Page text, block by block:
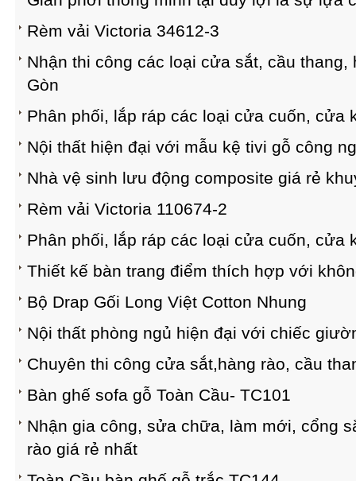
Rèm vải Victoria 34612-3
Nhận thi công các loại cửa sắt, cầu thang,
Gòn
Phân phối, lắp ráp các loại cửa cuốn, cửa
Nội thất hiện đại với mẫu kệ tivi gỗ công
Nhà vệ sinh lưu động composite giá rẻ
Rèm vải Victoria 110674-2
Phân phối, lắp ráp các loại cửa cuốn, cửa
Thiết kế bàn trang điểm thích hợp với
Bộ Drap Gối Long Việt Cotton Nhung
Nội thất phòng ngủ hiện đại với chiếc
Chuyên thi công cửa sắt,hàng rào, cầu
Bàn ghế sofa gỗ Toàn Cầu- TC101
Nhận gia công, sửa chữa, làm mới, cổng
rào giá rẻ nhất